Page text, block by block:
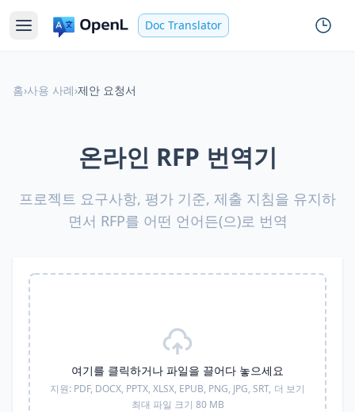
Doc Translator
홈›사용 사례›제안 요청서
온라인 RFP 번역기
프로젝트 요구사항, 평가 기준, 제출 지침을 유지하
면서 RFP를 어떤 언어든(으)로 번역
여기를 클릭하거나 파일을 끌어다 놓으세요
지원: PDF, DOCX, PPTX, XLSX, EPUB, PNG, JPG, SRT, 더 보기
최대 파일 크기 80 MB